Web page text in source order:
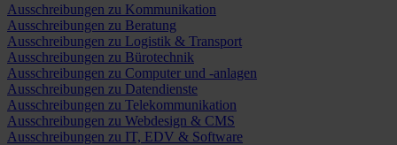
Ausschreibungen zu Kommunikation
Ausschreibungen zu Beratung
Ausschreibungen zu Logistik & Transport
Ausschreibungen zu Bürotechnik
Ausschreibungen zu Computer und -anlagen
Ausschreibungen zu Datendienste
Ausschreibungen zu Telekommunikation
Ausschreibungen zu Webdesign & CMS
Ausschreibungen zu IT, EDV & Software